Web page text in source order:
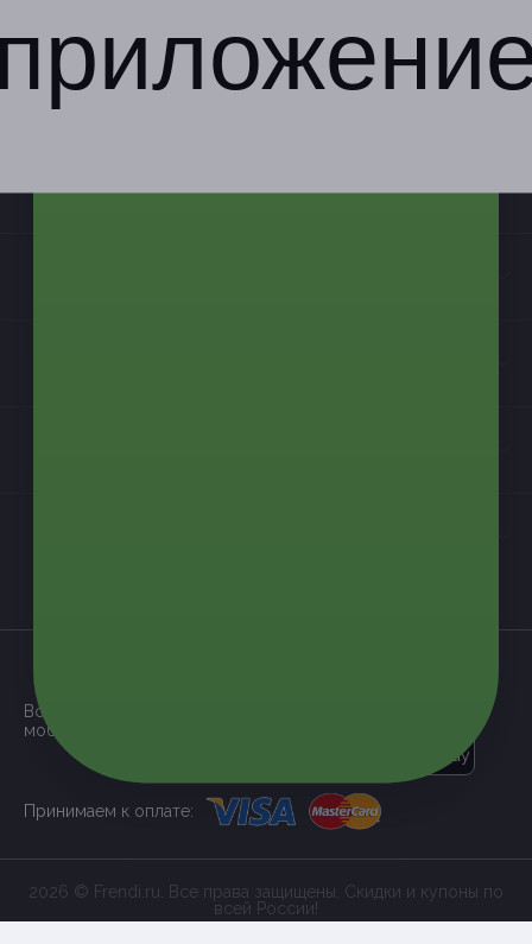
Компания
Все наши купоны доступны через
мобильное приложение:
Google Play
Принимаем к оплате:
2026 © Frendi.ru. Все права защищены. Скидки и купоны по
всей России!